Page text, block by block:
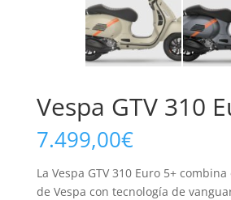
Vespa GTV 310
7.499,00€
La Vespa GTV 310 Euro 5+
de Vespa con tecnología de